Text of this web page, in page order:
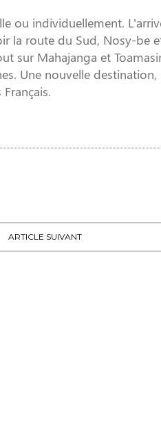
ARTICLE SUIVANT
ou individuellement.
la route du Sud, Nosy-be
sur Mahajanga et
Une nouvelle destination,